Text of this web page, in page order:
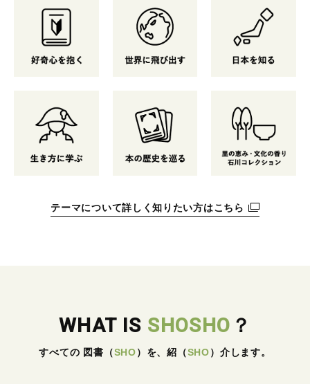
テーマについて詳しく知りたい方はこちら
WHAT IS SHOSHO ？
すべての 図書 （SHO） を、紹 （SHO） 介します。